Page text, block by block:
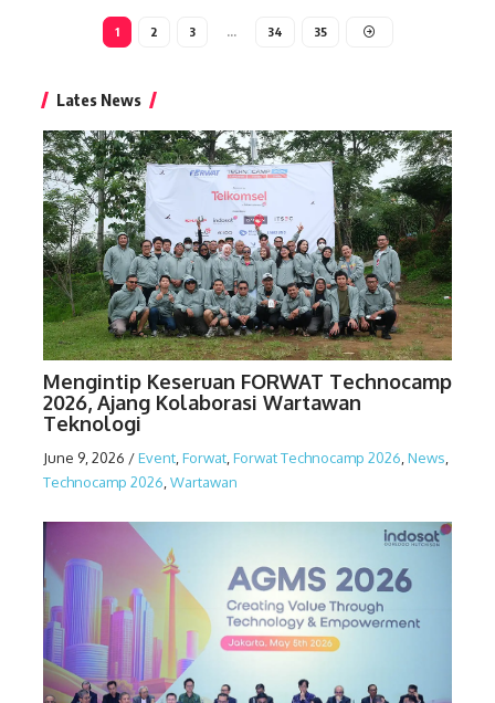
1 2 3 … 34 35
Lates News
Mengintip Keseruan FORWAT Technocamp
2026, Ajang Kolaborasi Wartawan
Teknologi
June 9, 2026 /Event Forwat Forwat Technocamp 2026 News
Technocamp 2026 Wartawan